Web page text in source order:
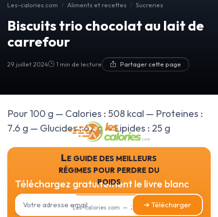
Les-calories.com Aliments et recettes Sucreries
Biscuits trio chocolat au lait de
carrefour
29 juillet 2024 1 min de lecture Partager cette page
Pour 100 g — Calories : 508 kcal — Proteines :
7.6 g — Glucides : 62 g — Lipides : 25 g
Le guide des meilleurs
régimes pour perdre du
poids
Les-calories.com — 2026
Téléchargez gratuitement le livre blanc
➔ Télécharger